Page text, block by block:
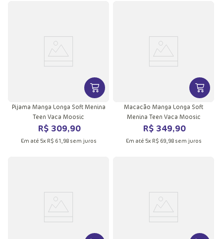
VER MAIS INFORMAÇÕES DO
Pijama Manga Longa Soft Menina
Teen Vaca Moosic
R$ 309,90
Em até 5x R$ 61 98sem juros
VER
Macacão Manga Longa Soft
Menina Teen Vaca Moosic
R$ 349,90
Em até 5x R$ 69, 98sem juros